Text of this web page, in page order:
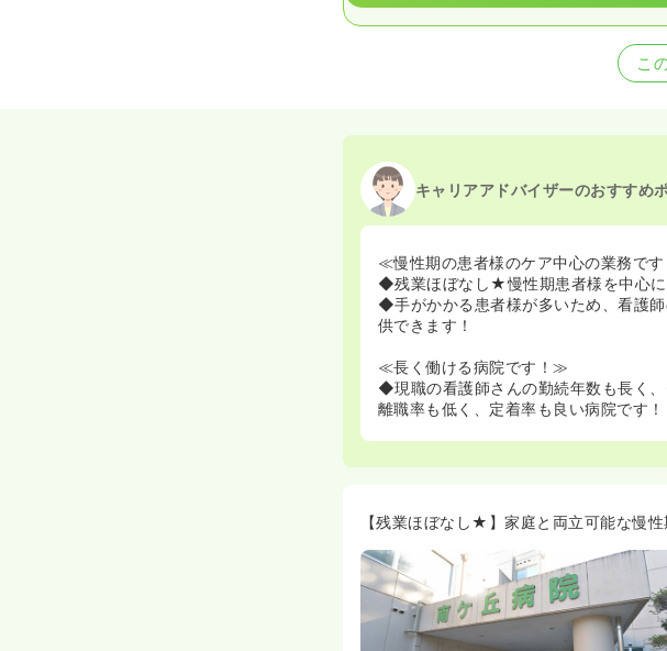
こ
キャリアアドバイザーのおすすめ
≪慢性期の患者様のケア中心の業務で
◆残業ほぼなし★慢性期患者様を中心に
◆手がかかる患者様が多いため、看護
供できます！
≪長く働ける病院です！≫
◆現職の看護師さんの勤続年数も長く
離職率も低く、定着率も良い病院です！
【残業ほぼなし★】家庭と両立可能な慢性